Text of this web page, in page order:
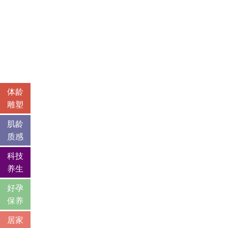
体龄
雕塑
肌龄
质感
科技
养生
好孕
保养
居家